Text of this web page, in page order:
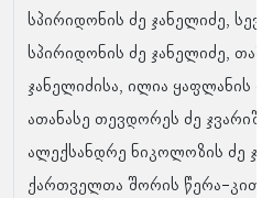
სპირიდონის ძე ჯანელიძე,
სპირიდონის ძე ჯანელიძე,
ჯანელიძისა, ილია ყაფლანის
ათანასე თევდორეს ძე
ალექსანდრე ნიკოლოზის ძე
ქართველთა შორის წერა-